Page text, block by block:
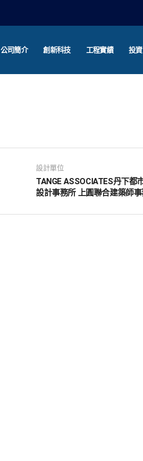
公司簡介 創新科技 工程實績 投
設計單位
TANGE ASSOCIATES丹下都
設計事務所 上圓聯合建築師